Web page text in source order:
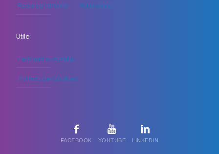
Resurse Umane
Salarizare
Utile
Termeni si conditii
Politica de cookies
FACEBOOK YOUTUBE LINKEDIN